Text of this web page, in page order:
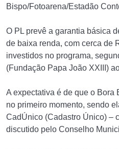
Bispo/Fotoarena/Estadão
O PL prevê a garantia básica
de baixa renda, com cerca de
investidos no programa,
(Fundação Papa João XXIII)
A expectativa é de que o Bora
no primeiro momento, sendo
CadÚnico (Cadastro Único) –
discutido pelo Conselho